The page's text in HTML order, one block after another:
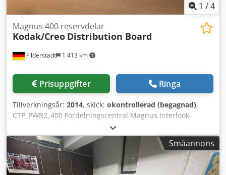
1 /4
Filderstadt 1 413 km
Magnus 400 reservdelar
Kodak/Creo Distribution Board
Prisuppgifter Ringa
Tillverkningsår: 2014, skick: okontrollerad (begagnad),
CTP_PWR2_400 Fördelningscentral Magnus Interlook-
anslutningskort Trumstyrningsmodul Dedpfx Ashcz Hxsb
Dokr Utgående valsar
Småannons